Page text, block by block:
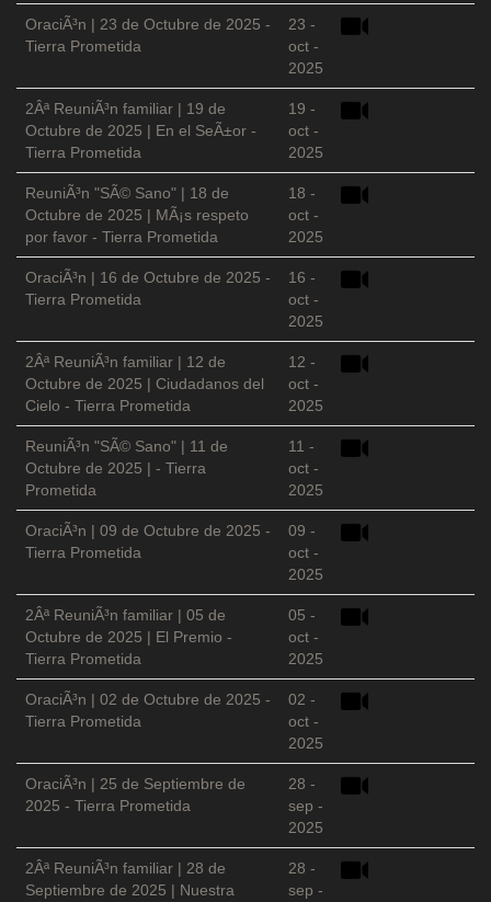
OraciÃ³n | 23 de Octubre de 2025 -
Tierra Prometida
23 -
oct -
2025
2Âª ReuniÃ³n familiar | 19 de
Octubre de 2025 | En el SeÃ±or -
Tierra Prometida
19 -
oct -
2025
ReuniÃ³n "SÃ© Sano" | 18 de
Octubre de 2025 | MÃ¡s respeto
por favor - Tierra Prometida
18 -
oct -
2025
OraciÃ³n | 16 de Octubre de 2025 -
Tierra Prometida
16 -
oct -
2025
2Âª ReuniÃ³n familiar | 12 de
Octubre de 2025 | Ciudadanos del
Cielo - Tierra Prometida
12 -
oct -
2025
ReuniÃ³n "SÃ© Sano" | 11 de
Octubre de 2025 | - Tierra
Prometida
11 -
oct -
2025
OraciÃ³n | 09 de Octubre de 2025 -
Tierra Prometida
09 -
oct -
2025
2Âª ReuniÃ³n familiar | 05 de
Octubre de 2025 | El Premio -
Tierra Prometida
05 -
oct -
2025
OraciÃ³n | 02 de Octubre de 2025 -
Tierra Prometida
02 -
oct -
2025
OraciÃ³n | 25 de Septiembre de
2025 - Tierra Prometida
28 -
sep -
2025
2Âª ReuniÃ³n familiar | 28 de
Septiembre de 2025 | Nuestra
28 -
sep -